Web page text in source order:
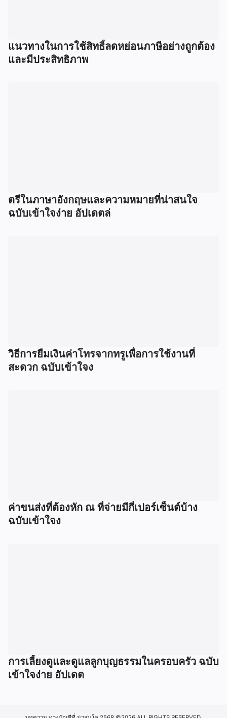
แนวทางในการใช้สิทธิ์ลดหย่อนภาษีอย่างถูกต้อง
และมีประสิทธิภาพ
ตรีในภาษาอังกฤษและความหมายที่น่าสนใจ
ฉบับเข้าใจง่าย อัปเดตล่
วิธีการยืมเงินค่าโทรจากทรูเพื่อการใช้งานที่
สะดวก ฉบับเข้าใจง
ค่าขนส่งที่ต้องหัก ณ ที่จ่ายมีกี่เปอร์เซ็นต์บ้าง
ฉบับเข้าใจง
การเลี้ยงดูและดูแลลูกบุญธรรมในครอบครัว ฉบับ
เข้าใจง่าย อัปเดต